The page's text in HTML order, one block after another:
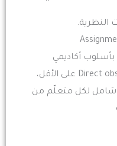
النظرية.
أكاديمي
ملاحظة واحدة Direct observation على الأقل،
شامل لكل متعلّم من